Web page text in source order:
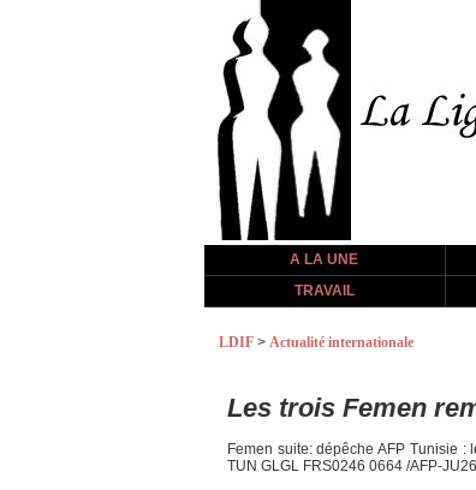
A LA UNE
TRAVAIL
LDIF > Actualité internationale
Les trois Femen
Femen suite: dépêche AFP Tunisie
TUN GLGL FRS0246 0664 /AFP-